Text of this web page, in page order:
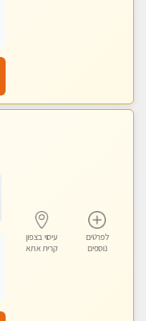
לפרטים
נוספים
עיסוי בצפון
קרית אתא